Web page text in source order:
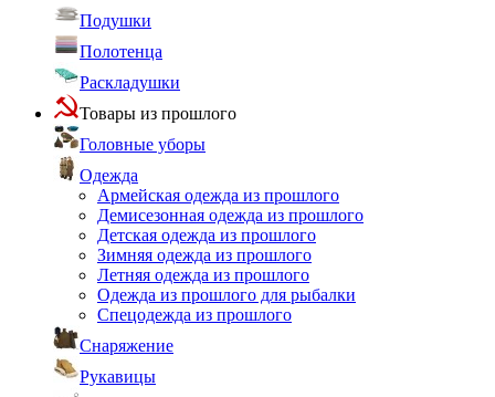
Подушки
Полотенца
Раскладушки
Товары из прошлого
Головные уборы
Одежда
Армейская одежда из прошлого
Демисезонная одежда из прошлого
Детская одежда из прошлого
Зимняя одежда из прошлого
Летняя одежда из прошлого
Одежда из прошлого для рыбалки
Спецодежда из прошлого
Снаряжение
Рукавицы